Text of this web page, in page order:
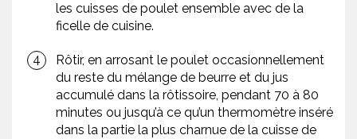
les cuisses de poulet ensemble avec de la
ficelle de cuisine.
Rôtir, en arrosant le poulet occasionnellement
du reste du mélange de beurre et du jus
accumulé dans la rôtissoire, pendant 70 à 80
minutes ou jusqu’à ce qu’un thermomètre inséré
dans la partie la plus charnue de la cuisse de